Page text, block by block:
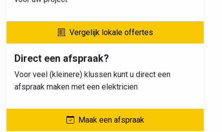
Vergelijk lokale offertes
Direct een afspraak?
Voor veel (kleinere) klussen kunt u direct een
afspraak maken met een elektricien
Maak een afspraak